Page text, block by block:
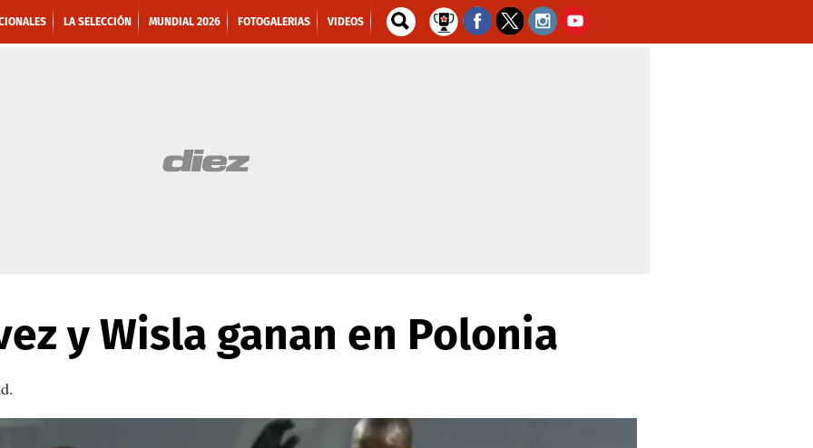
LA SELECCIÓN MUNDIAL 2026 FOTOGALERIAS VIDEOS
y Wisla ganan en Polonia